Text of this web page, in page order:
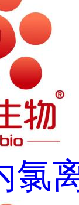
氯